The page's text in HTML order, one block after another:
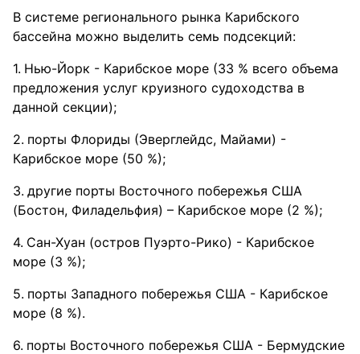
В системе регионального рынка Карибского
бассейна можно выделить семь подсекций:
Нью-Йорк - Карибское море (33 % всего объема
предложения услуг круизного судоходства в
данной секции);
порты Флориды (Эверглейдс, Майами) -
Карибское море (50 %);
другие порты Восточного побережья США
(Бостон, Филадельфия) – Карибское море (2 %);
Сан-Хуан (остров Пуэрто-Рико) - Карибское
море (3 %);
порты Западного побережья США - Карибское
море (8 %).
порты Восточного побережья США - Бермудские